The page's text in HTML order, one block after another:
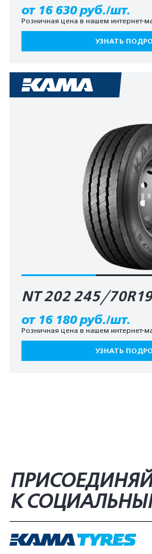
от 16 630 руб./шт.
Розничная цена в нашем интернет-
УЗНАТЬ
NT 202 245/
от 16 180 руб./шт.
Розничная цена в нашем интернет-
УЗНАТЬ
К